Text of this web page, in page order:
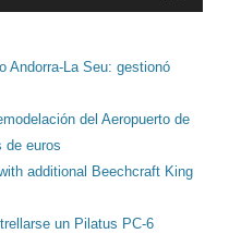
Andorra-La Seu: gestionó
del Aeropuerto de
de euros
additional Beechcraft King
un Pilatus PC-6